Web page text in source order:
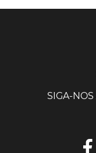
SIGA-NOS